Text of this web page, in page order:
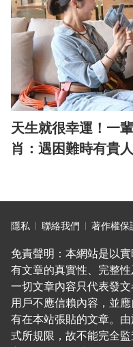
天生就很幸運！一
肖：遇困難時有貴
隱私 聯絡我們 著作權保
免責聲明：本網站是以
有文章的真實性、完整
一切文章內容只代表發
用戶不應信賴內容，並
有在本站張貼的文章。
式所規限，故不能完全